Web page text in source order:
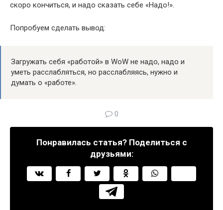
скоро кончиться, и надо сказать себе «Надо!».
Попробуем сделать вывод:
Загружать себя «работой» в WoW не надо, надо и
уметь расслабляться, но расслабляясь, нужно и
думать о «работе».
0
Понравилась статья? Поделиться с
друзьями: